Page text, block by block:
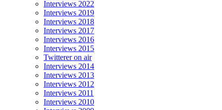
Interviews 2022
Interviews 2019
Interviews 2018
Interviews 2017
Interviews 2016
Interviews 2015
Twitterer on air
Interviews 2014
Interviews 2013
Interviews 2012
Interviews 2011
Interviews 2010